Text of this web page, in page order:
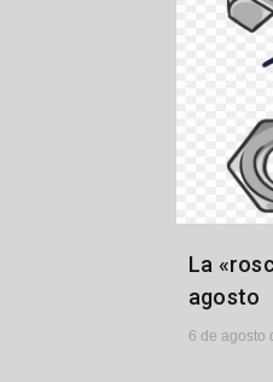
La
agosto
6 de agosto